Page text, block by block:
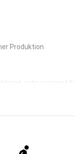
Produktion
sehr geeignet für
ist das Höchste
Familiennest Pauli.